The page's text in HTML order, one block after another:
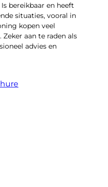
bereikbaar en heeft
situaties, vooral in
kopen veel
aan te raden als
advies en